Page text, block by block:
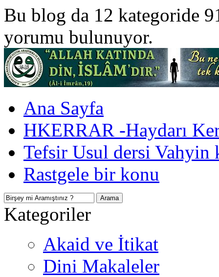
Bu blog da 12 kategoride
yorumu bulunuyor.
Ana Sayfa
HKERRAR -Haydarı
Tefsir Usul dersi Vahyin
Rastgele bir konu
Kategoriler
Akaid ve İtikat
Dini Makaleler